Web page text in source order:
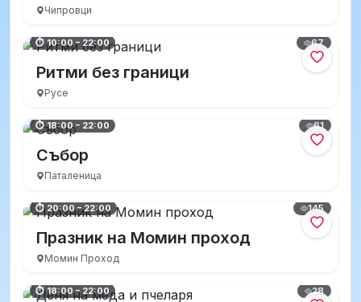
Чипровци
⏱ 10:00 – 22:00 67
Ритми без граници
Русе
⏱ 18:00 – 22:00 61
Събор
Паталеница
⏱ 20:00 – 22:00 145
Празник на Момин проход
Момин Проход
⏱ 18:00 – 22:00 28